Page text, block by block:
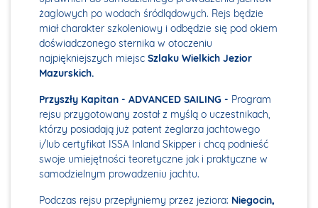
żaglowych po wodach śródlądowych. Rejs będzie
miał charakter szkoleniowy i odbędzie się pod okiem
doświadczonego sternika w otoczeniu
najpiękniejszych miejsc Szlaku Wielkich Jezior
Mazurskich.
Przyszły Kapitan - ADVANCED SAILING - Program
rejsu przygotowany został z myślą o uczestnikach,
którzy posiadają już patent żeglarza jachtowego
i/lub certyfikat ISSA Inland Skipper i chcą podnieść
swoje umiejętności teoretyczne jak i praktyczne w
samodzielnym prowadzeniu jachtu.
Podczas rejsu przepłyniemy przez jeziora: Niegocin,